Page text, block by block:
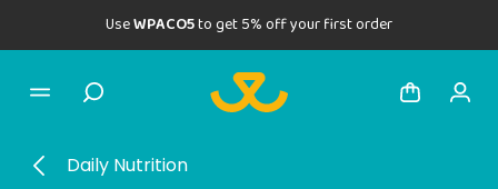
UseWPACO5to get 5% off your first order
Daily Nutrition